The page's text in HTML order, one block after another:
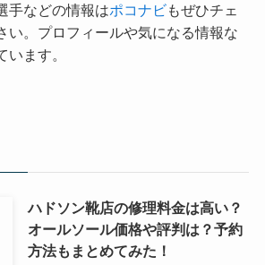
手などの情報はポコナビもぜひチェ
い。プロフィールや気になる情報な
います。
ハドソン靴店の修理料金は高い？
オールソール価格や評判は？予約
方法もまとめてみた！